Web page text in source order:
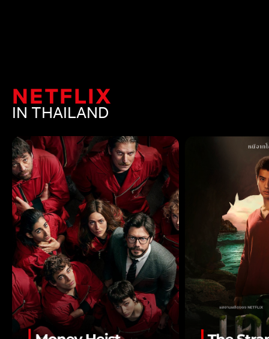
NETFLIX
IN THAILAND